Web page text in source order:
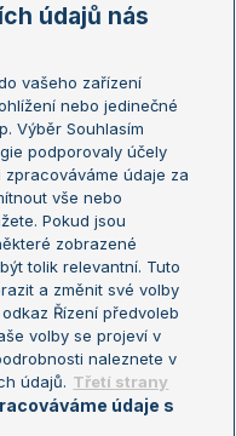
Open
údajů nás
vašeho zařízení
nebo jedinečné
Výběr Souhlasím
podporovaly účely
údaje za
vše nebo
Pokud jsou
zobrazené
tolik relevantní. Tuto
a změnit své volby
Řízení předvoleb
volby se projeví v
naleznete v
údajů. Třetí strany
údaje s